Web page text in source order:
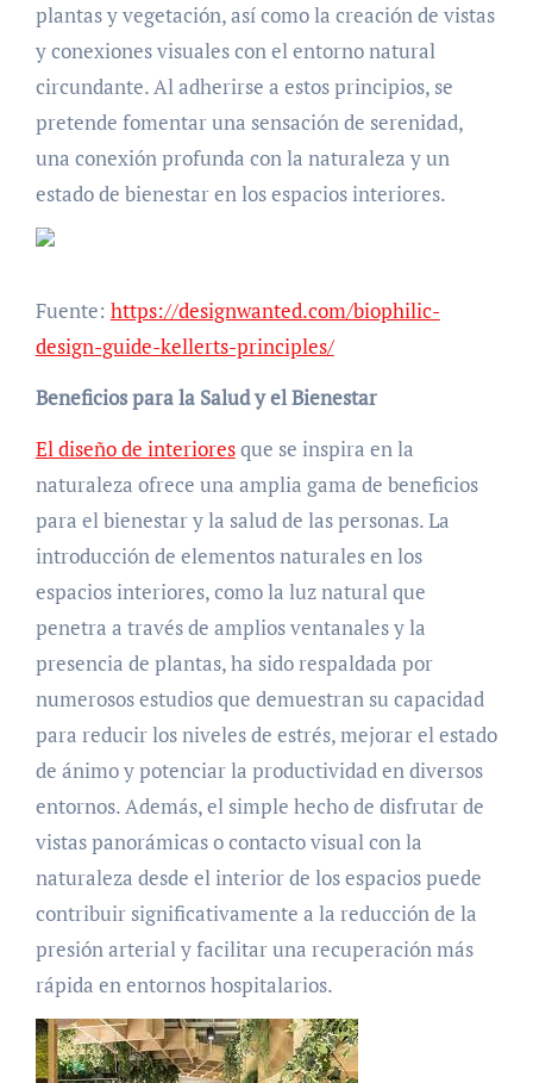
plantas y vegetación, así como la creación de vistas
y conexiones visuales con el entorno natural
circundante. Al adherirse a estos principios, se
pretende fomentar una sensación de serenidad,
una conexión profunda con la naturaleza y un
estado de bienestar en los espacios interiores.
Fuente: https://designwanted.com/biophilic-
design-guide-kellerts-principles/
Beneficios para la Salud y el Bienestar
El diseño de interioresque se inspira en la
naturaleza ofrece una amplia gama de beneficios
para el bienestar y la salud de las personas. La
introducción de elementos naturales en los
espacios interiores, como la luz natural que
penetra a través de amplios ventanales y la
presencia de plantas, ha sido respaldada por
numerosos estudios que demuestran su capacidad
para reducir los niveles de estrés, mejorar el estado
de ánimo y potenciar la productividad en diversos
entornos. Además, el simple hecho de disfrutar de
vistas panorámicas o contacto visual con la
naturaleza desde el interior de los espacios puede
contribuir significativamente a la reducción de la
presión arterial y facilitar una recuperación más
rápida en entornos hospitalarios.